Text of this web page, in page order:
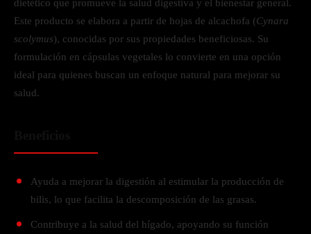
dietético que promueve la salud digestiva y el bienestar general.
Este producto se elabora a partir de hojas de alcachofa (Cynara
scolymus), conocidas por sus propiedades beneficiosas. Su
formulación en cápsulas vegetales lo convierte en una opción
ideal para quienes buscan un enfoque natural para mejorar su
salud.
Ayuda a mejorar la digestión al estimular la producción de
bilis, lo que facilita la descomposición de las grasas.
Contribuye a la salud del hígado, apoyando su función